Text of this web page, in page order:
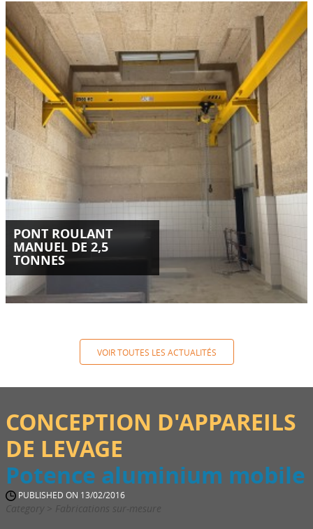
PONT ROULANT
MANUEL DE 2,5
TONNES
Quand le manuel reste la meilleure solution
LIRE LA SUITE
VOIR TOUTES LES ACTUALITÉS
CONCEPTION D'APPAREILS
DE LEVAGE
Potence aluminium mobile
PUBLISHED ON 13/02/2016
Category > Fabrications sur-mesure